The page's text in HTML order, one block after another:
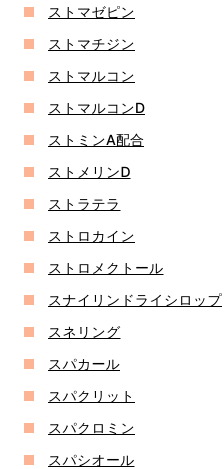
ストマゼピン
ストマチジン
ストマルコン
ストマルコンD
ストミンA配合
ストメリンD
ストラテラ
ストロカイン
ストロメクトール
スナイリンドライシロップ
スネリング
スパカール
スパクリット
スパクロミン
スパシオール